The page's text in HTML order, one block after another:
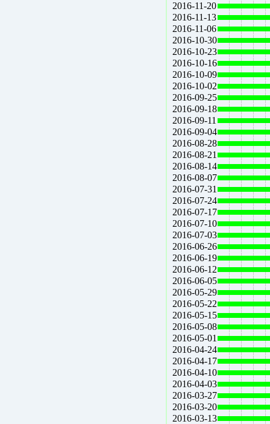
2016-11-20
2016-11-13
2016-11-06
2016-10-30
2016-10-23
2016-10-16
2016-10-09
2016-10-02
2016-09-25
2016-09-18
2016-09-11
2016-09-04
2016-08-28
2016-08-21
2016-08-14
2016-08-07
2016-07-31
2016-07-24
2016-07-17
2016-07-10
2016-07-03
2016-06-26
2016-06-19
2016-06-12
2016-06-05
2016-05-29
2016-05-22
2016-05-15
2016-05-08
2016-05-01
2016-04-24
2016-04-17
2016-04-10
2016-04-03
2016-03-27
2016-03-20
2016-03-13